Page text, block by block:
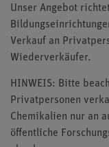
Unser Angebot
Verkauf an
Wiederverkäufer.
HINWEIS: Bitte
Privatpersonen
Chemikalien nur an
öffentliche